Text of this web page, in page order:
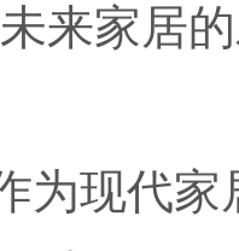
来家居
现代家